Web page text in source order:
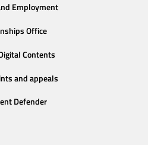
Employment
Office
Contents
and appeals
Defender